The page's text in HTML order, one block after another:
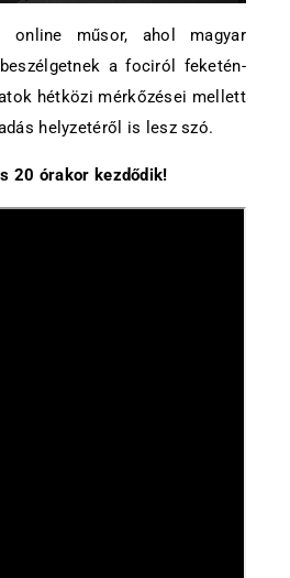
online műsor, ahol magyar
a fociról feketén-
hétközi mérkőzései mellett
helyzetéről is lesz szó.
20 órakor kezdődik!